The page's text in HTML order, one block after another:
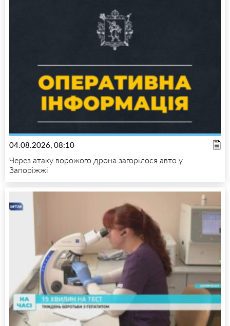
04.08.2026, 08:10
Через атаку ворожого дрона загорілося авто у
Запоріжжі